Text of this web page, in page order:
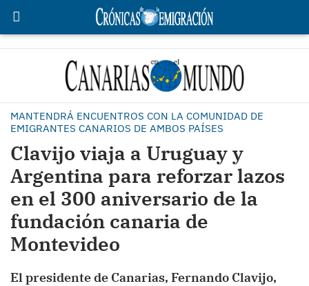
MANTENDRÁ ENCUENTROS CON LA COMUNIDAD DE
EMIGRANTES CANARIOS DE AMBOS PAÍSES
Clavijo viaja a Uruguay y
Argentina para reforzar lazos
en el 300 aniversario de la
fundación canaria de
Montevideo
El presidente de Canarias, Fernando Clavijo,